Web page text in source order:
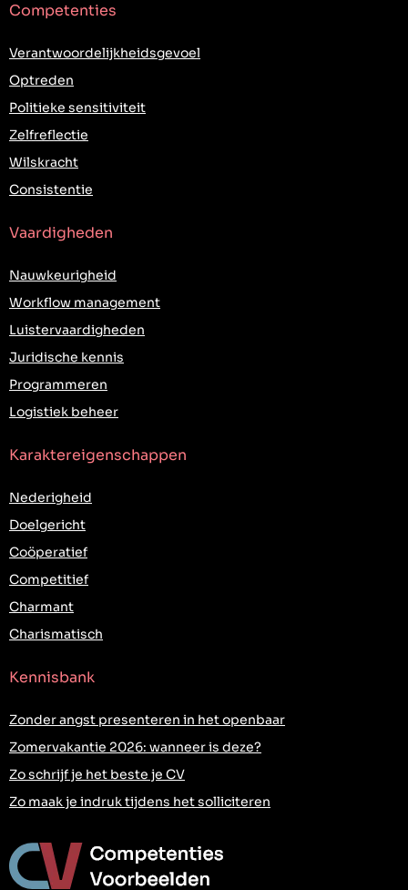
Competenties
Verantwoordelijkheidsgevoel
Optreden
Politieke sensitiviteit
Zelfreflectie
Wilskracht
Consistentie
Vaardigheden
Nauwkeurigheid
Workflow management
Luistervaardigheden
Juridische kennis
Programmeren
Logistiek beheer
Karaktereigenschappen
Nederigheid
Doelgericht
Coöperatief
Competitief
Charmant
Charismatisch
Kennisbank
Zonder angst presenteren in het openbaar
Zomervakantie 2026: wanneer is deze?
Zo schrijf je het beste je CV
Zo maak je indruk tijdens het solliciteren